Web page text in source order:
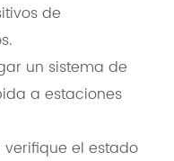
de
un sistema de
a estaciones
el estado